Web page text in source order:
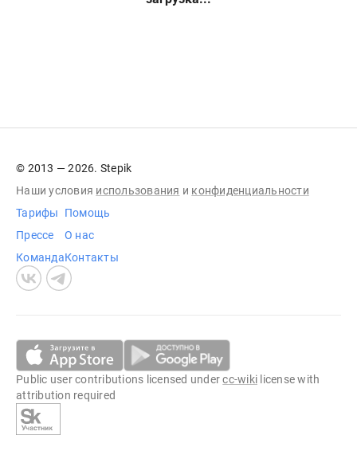
© 2013 — 2026. Stepik
Наши условия использования и конфиденциальности
Тарифы
Прессе
Команда
Помощь
О нас
Контакты
Public user contributions licensed undercc-wiki license with
attribution required